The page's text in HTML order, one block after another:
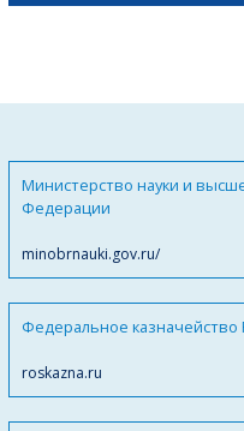
Министерство науки и
Федерации
minobrnauki.gov.ru/
Федеральное
roskazna.ru